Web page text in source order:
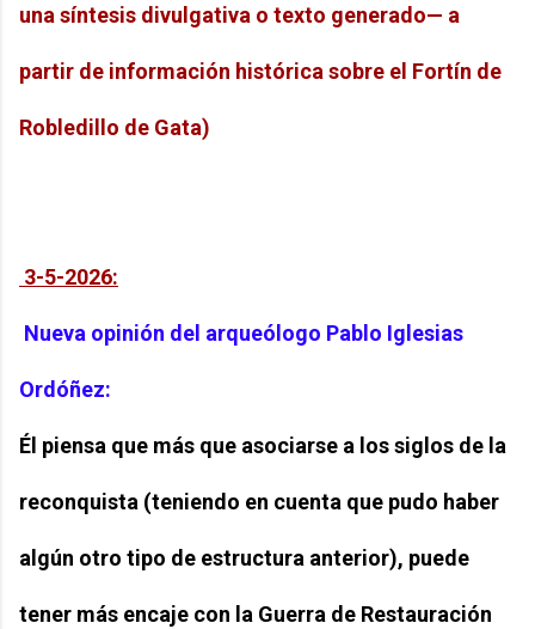
una síntesis divulgativa o texto generado— a
partir de información histórica sobre el Fortín de
Robledillo de Gata)
3-5-2026:
Nueva opinión del arqueólogo Pablo Iglesias
Ordóñez:
Él piensa que más que asociarse a los siglos de la
reconquista (teniendo en cuenta que pudo haber
algún otro tipo de estructura anterior), puede
tener más encaje con la Guerra de Restauración